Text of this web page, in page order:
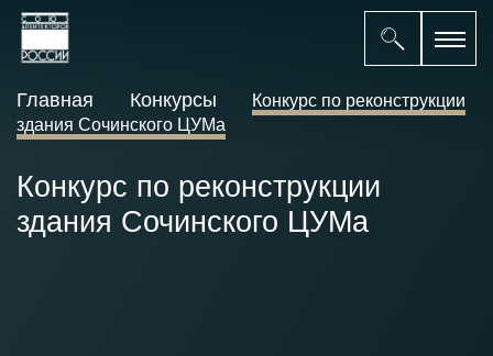
Главная Конкурсы
Конкурс по реконструкции
здания Сочинского ЦУМа
Конкурс по реконструкции
здания Сочинского ЦУМа